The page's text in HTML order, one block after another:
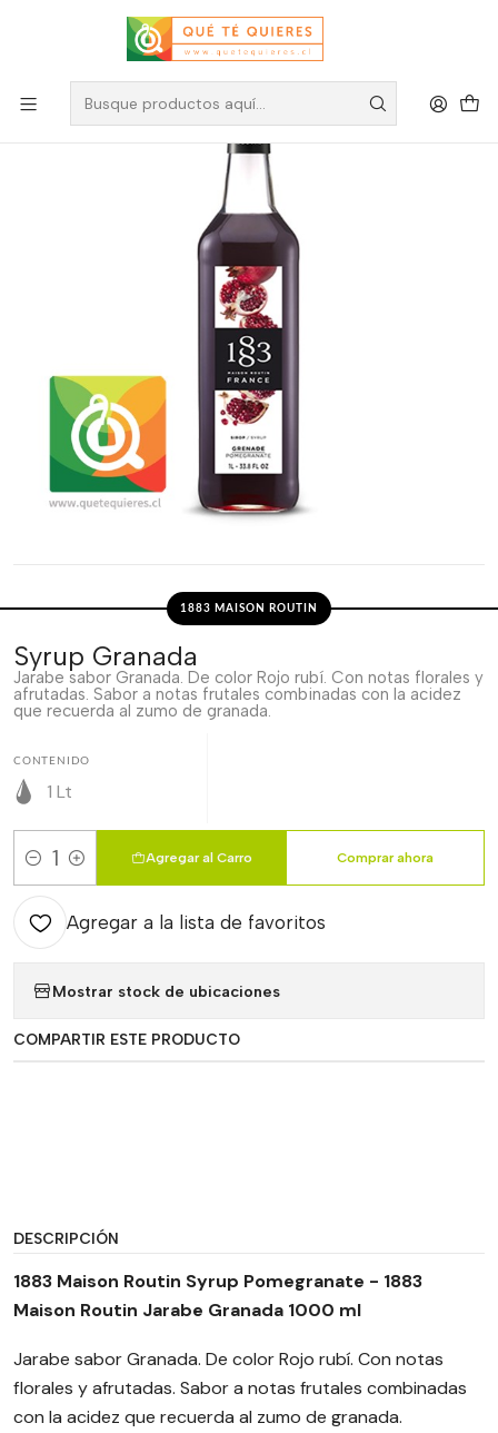
1883 MAISON ROUTIN
Syrup Granada
Jarabe sabor Granada. De color Rojo rubí. Con notas florales y
afrutadas. Sabor a notas frutales combinadas con la acidez
que recuerda al zumo de granada.
CONTENIDO
1 Lt
Cantidad
Agregar al Carro Comprar ahora
Agregar a la lista de favoritos
Mostrar stock de ubicaciones
COMPARTIR ESTE PRODUCTO
DESCRIPCIÓN
1883 Maison Routin Syrup Pomegranate - 1883
Maison Routin Jarabe Granada 1000 ml
Jarabe sabor Granada. De color Rojo rubí. Con notas
florales y afrutadas. Sabor a notas frutales combinadas
con la acidez que recuerda al zumo de granada.